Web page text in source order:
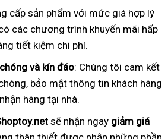
cấp sản phẩm với mức giá hợp lý
các chương trình khuyến mãi hấp
tiết kiệm chi phí.
và kín đáo: Chúng tôi cam kết
bảo mật thông tin khách hàng
hàng tại nhà.
sẽ nhận ngay giảm giá